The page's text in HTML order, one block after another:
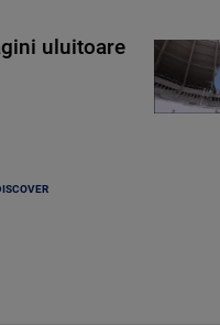
uluitoare